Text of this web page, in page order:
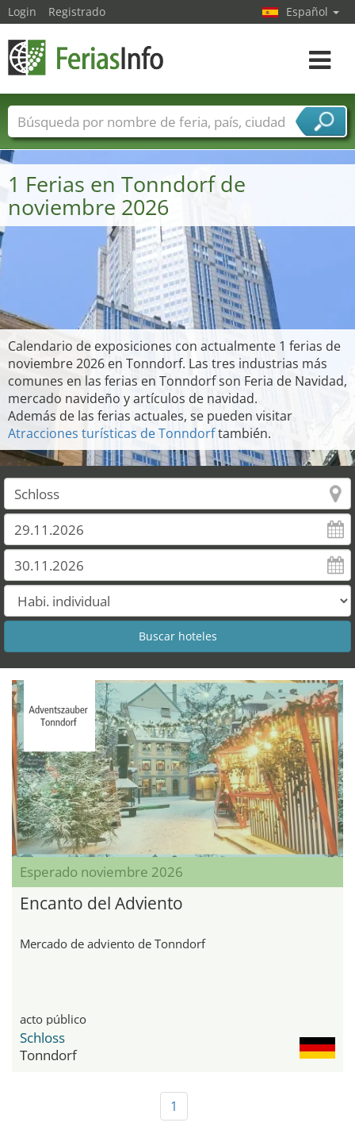
1 Ferias en Tonndorf de
noviembre 2026
Calendario de exposiciones con actualmente 1 ferias de
noviembre 2026 en Tonndorf. Las tres industrias más
comunes en las ferias en Tonndorf son Feria de Navidad,
mercado navideño y artículos de navidad.
Además de las ferias actuales, se pueden visitar
Atracciones turísticas de Tonndorftambién.
Esperado noviembre 2026
Encanto del Adviento
Mercado de adviento de Tonndorf
acto público
Schloss
Tonndorf
1
Login Registrado Español
toggle
Nombres de ferias Países
Ciudades
Sectores de ferias
Sectores de proveedor de servicios